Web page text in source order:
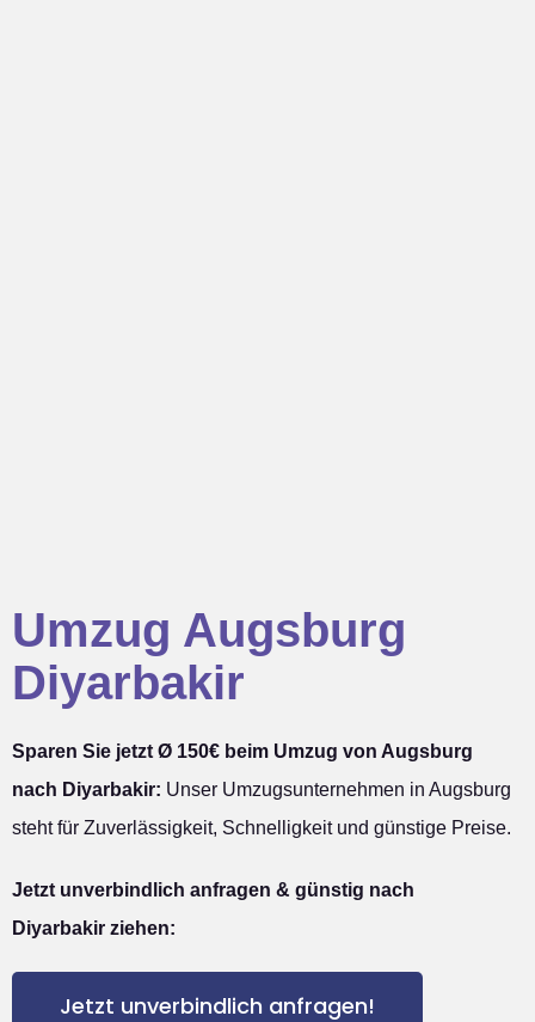
Umzug Augsburg
Diyarbakir
Sparen Sie jetzt Ø 150€ beim Umzug von Augsburg
nach Diyarbakir: Unser Umzugsunternehmen in Augsburg
steht für Zuverlässigkeit, Schnelligkeit und günstige Preise.
Jetzt unverbindlich anfragen & günstig nach
Diyarbakir ziehen:
Jetzt unverbindlich anfragen!